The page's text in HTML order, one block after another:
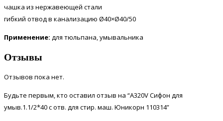
чашка из нержавеющей стали
гибкий отвод в канализацию Ø40×Ø40/50
Применение: для тюльпана, умывальника
Отзывы
Отзывов пока нет.
Будьте первым, кто оставил отзыв на “A320V Сифон для
умыв.1.1/2*40 с отв. для стир. маш. Юникорн 110314”